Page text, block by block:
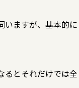
いますが、基本的に
るとそれだけでは全